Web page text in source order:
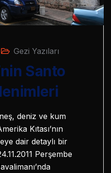
Gezi Yazıları
Santo
deniz ve kum
Kıtası’nın
dair detaylı bir
Perşembe